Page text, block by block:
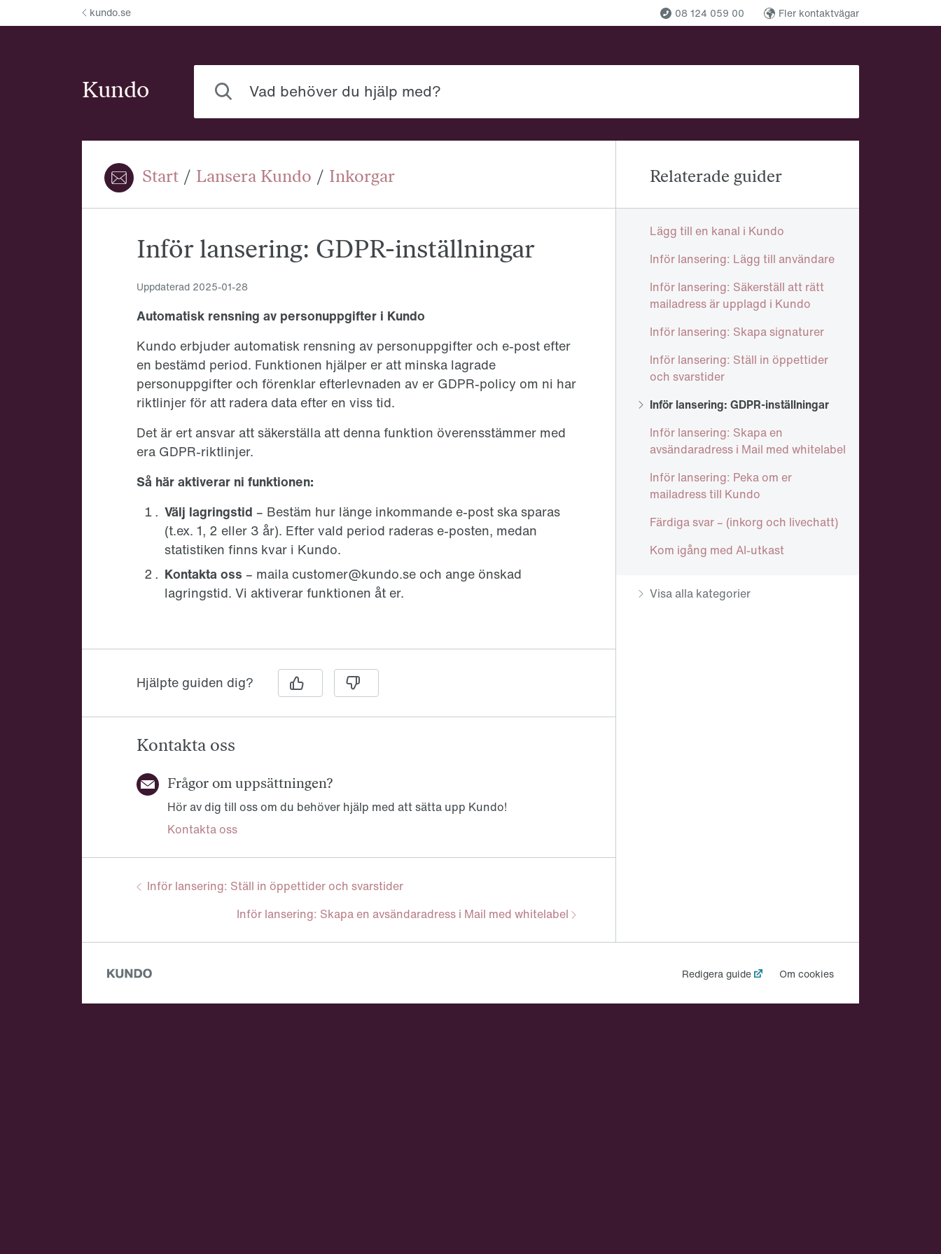
Hoppa till innehåll
Kundo
kundo.se 08 124 059 00 Fler kontaktvägar
Du är här:Start / Lansera Kundo / Inkorgar
Inför lansering: GDPR-inställningar
Uppdaterad 2025-01-28
Automatisk rensning av personuppgifter i Kundo
Kundo erbjuder automatisk rensning av personuppgifter och e-post efter
en bestämd period. Funktionen hjälper er att minska lagrade
personuppgifter och förenklar efterlevnaden av er GDPR-policy om ni har
riktlinjer för att radera data efter en viss tid.
Det är ert ansvar att säkerställa att denna funktion överensstämmer med
era GDPR-riktlinjer.
Så här aktiverar ni funktionen:
Välj lagringstid – Bestäm hur länge inkommande e-post ska sparas
(t.ex. 1, 2 eller 3 år). Efter vald period raderas e-posten, medan
statistiken finns kvar i Kundo.
Kontakta oss – maila customer@kundo.se och ange önskad
lagringstid. Vi aktiverar funktionen åt er.
Hjälpte guiden dig?
Kontakta oss
Frågor om uppsättningen?
Hör av dig till oss om du behöver hjälp med att sätta upp Kundo!
Kontakta oss
Guidenavigering
Föregående:
Inför lansering: Ställ in öppettider och svarstider
Nästa:
Inför lansering: Skapa en avsändaradress i Mail med whitelabel
Relaterade guider
Lägg till en kanal i Kundo
Inför lansering: Lägg till användare
Inför lansering: Säkerställ att rätt
mailadress är upplagd i Kundo
Inför lansering: Skapa signaturer
Inför lansering: Ställ in öppettider
och svarstider
Inför lansering: GDPR-inställningar
Inför lansering: Skapa en
avsändaradress i Mail med whitelabel
Inför lansering: Peka om er
mailadress till Kundo
Färdiga svar – (inkorg och livechatt)
Kom igång med AI-utkast
Visa alla kategorier
Redigera guide Om cookies